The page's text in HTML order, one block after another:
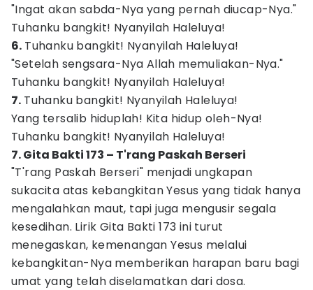
"Ingat akan sabda-Nya yang pernah diucap-Nya."
Tuhanku bangkit! Nyanyilah Haleluya!
6. Tuhanku bangkit! Nyanyilah Haleluya!
"Setelah sengsara-Nya Allah memuliakan-Nya."
Tuhanku bangkit! Nyanyilah Haleluya!
7. Tuhanku bangkit! Nyanyilah Haleluya!
Yang tersalib hiduplah! Kita hidup oleh-Nya!
Tuhanku bangkit! Nyanyilah Haleluya!
7. Gita Bakti 173 – T'rang Paskah Berseri
"T'rang Paskah Berseri" menjadi ungkapan
sukacita atas kebangkitan Yesus yang tidak hanya
mengalahkan maut, tapi juga mengusir segala
kesedihan. Lirik Gita Bakti 173 ini turut
menegaskan, kemenangan Yesus melalui
kebangkitan-Nya memberikan harapan baru bagi
umat yang telah diselamatkan dari dosa.